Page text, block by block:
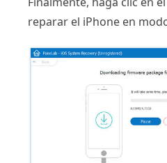
reparar el iPhone en